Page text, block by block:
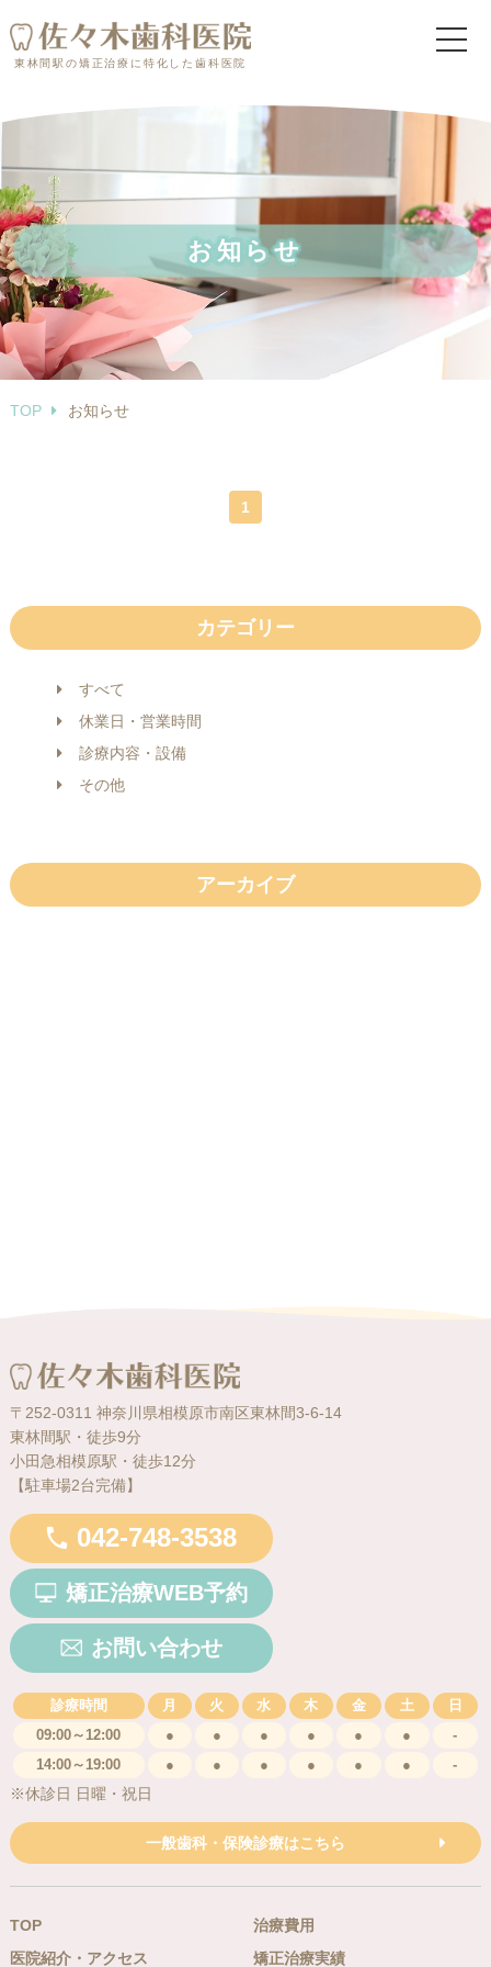
東林間駅の矯正治療に特化した歯科医院
当院について
矯正治療実績
FAQ
お知らせ
お知らせ
TOP お知らせ
1
カテゴリー
すべて
休業日・営業時間
診療内容・設備
その他
アーカイブ
〒252-0311 神奈川県相模原市南区東林間3-6-14
東林間駅・徒歩9分
小田急相模原駅・徒歩12分
【駐車場2台完備】
042-748-3538
矯正治療WEB予約
お問い合わせ
診療時間 月 火 水 木 金 土
日
09:00～12:00
● ● ● ● ● ●
-
14:00～19:00
● ● ● ● ● ● -
※休診日 日曜・祝日
一般歯科・保険診療はこちら
TOP
医院紹介・アクセス
治療費用
矯正治療実績